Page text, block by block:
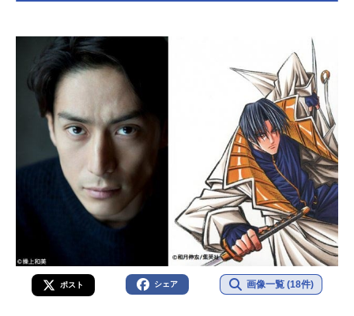
ポスト シェア 画像一覧 (18件)